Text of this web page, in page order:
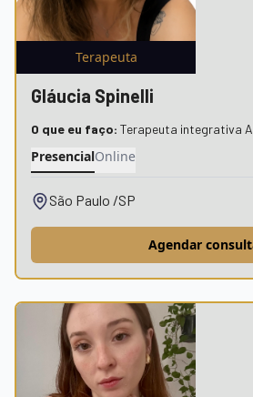
Terapeuta
Gláucia Spinelli
O que eu faço: Terapeuta integrativa
PresencialOnline
São Paulo /SP
Agendar